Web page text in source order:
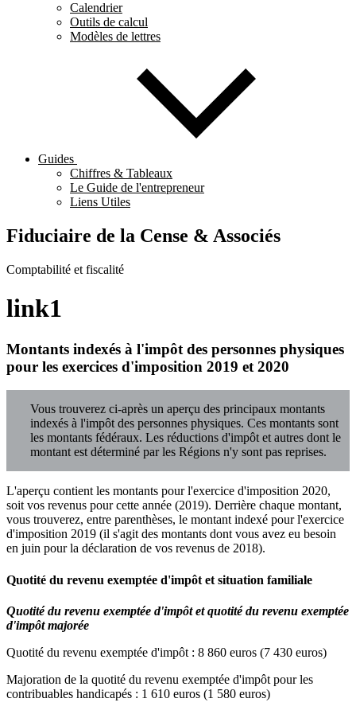
Calendrier
Outils de calcul
Modèles de lettres
Guides
Chiffres & Tableaux
Le Guide de l'entrepreneur
Liens Utiles
Fiduciaire de la Cense & Associés
Comptabilité et fiscalité
link1
Montants indexés à l'impôt des personnes physiques
pour les exercices d'imposition 2019 et 2020
Vous trouverez ci-après un aperçu des principaux montants
indexés à l'impôt des personnes physiques. Ces montants sont
les montants fédéraux. Les réductions d'impôt et autres dont le
montant est déterminé par les Régions n'y sont pas reprises.
L'aperçu contient les montants pour l'exercice d'imposition 2020,
soit vos revenus pour cette année (2019). Derrière chaque montant,
vous trouverez, entre parenthèses, le montant indexé pour l'exercice
d'imposition 2019 (il s'agit des montants dont vous avez eu besoin
en juin pour la déclaration de vos revenus de 2018).
Quotité du revenu exemptée d'impôt et situation familiale
Quotité du revenu exemptée d'impôt et quotité du revenu exemptée
d'impôt majorée
Quotité du revenu exemptée d'impôt : 8 860 euros (7 430 euros)
Majoration de la quotité du revenu exemptée d'impôt pour les
contribuables handicapés : 1 610 euros (1 580 euros)